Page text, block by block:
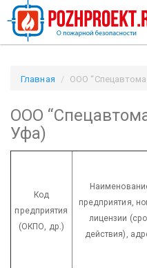
Главная
ООО
ООО
Уфа)
Код
предприятия
(ОКПО, др.)
предприятия,
лицензии
действия),